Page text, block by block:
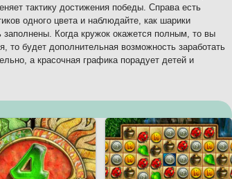
тактику достижения победы. Справа есть
одного цвета и наблюдайте, как шарики
Когда кружок окажется полным, то вы
то будет дополнительная возможность заработать
а красочная графика порадует детей и